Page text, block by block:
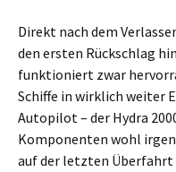
Direkt nach dem
den ersten Rückschlag
funktioniert zwar
Schiffe in wirklich weiter
Autopilot – der Hydra
Komponenten wohl
auf der letzten Überfahrt